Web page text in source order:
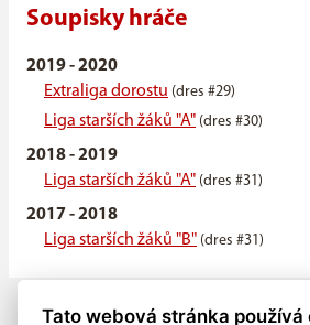
Soupisky hráče
2019 - 2020
Extraliga dorostu (dres #29)
Liga starších žáků "A" (dres #30)
2018 - 2019
Liga starších žáků "A" (dres #31)
2017 - 2018
Liga starších žáků "B" (dres #31)
Tato webová stránka používá